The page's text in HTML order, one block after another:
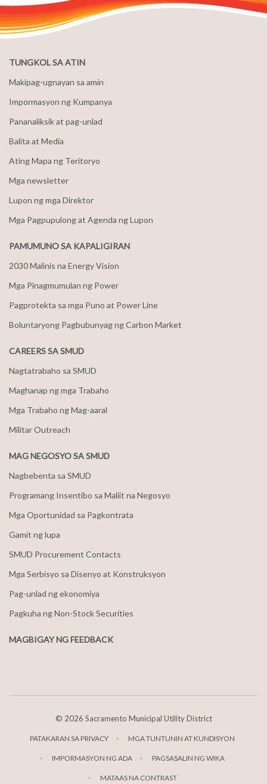
TUNGKOL SA ATIN
Makipag-ugnayan sa amin
Impormasyon ng Kumpanya
Pananaliksik at pag-unlad
Balita at Media
Ating Mapa ng Teritoryo
Mga newsletter
Lupon ng mga Direktor
Mga Pagpupulong at Agenda ng Lupon
PAMUMUNO SA KAPALIGIRAN
2030 Malinis na Energy Vision
Mga Pinagmumulan ng Power
Pagprotekta sa mga Puno at Power Line
Boluntaryong Pagbubunyag ng Carbon Market
CAREERS SA SMUD
Nagtatrabaho sa SMUD
Maghanap ng mga Trabaho
Mga Trabaho ng Mag-aaral
Militar Outreach
MAG NEGOSYO SA SMUD
Nagbebenta sa SMUD
Programang Insentibo sa Maliit na Negosyo
Mga Oportunidad sa Pagkontrata
Gamit ng lupa
SMUD Procurement Contacts
Mga Serbisyo sa Disenyo at Konstruksyon
Pag-unlad ng ekonomiya
Pagkuha ng Non-Stock Securities
MAGBIGAY NG FEEDBACK
© 2026 Sacramento Municipal Utility District
PATAKARAN SA PRIVACY MGA TUNTUNIN AT KUNDISYON
IMPORMASYON NG ADA PAGSASALIN NG WIKA
MATAAS NA CONTRAST